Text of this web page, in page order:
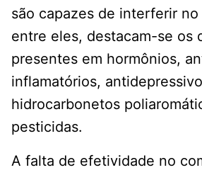
são capazes de interferir no
entre eles, destacam-se os
presentes em hormônios,
inflamatórios,
hidrocarbonetos
pesticidas.
A falta de efetividade no